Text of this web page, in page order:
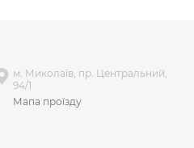
м. Миколаїв, пр. Центральний,
94/1
Мапа проїзду